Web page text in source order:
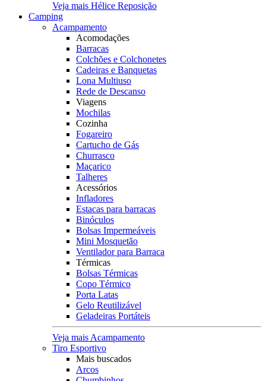
Veja mais Hélice Reposição
Camping
Acampamento
Acomodações
Barracas
Colchões e Colchonetes
Cadeiras e Banquetas
Lona Multiuso
Rede de Descanso
Viagens
Mochilas
Cozinha
Fogareiro
Cartucho de Gás
Churrasco
Maçarico
Talheres
Acessórios
Infladores
Estacas para barracas
Binóculos
Bolsas Impermeáveis
Mini Mosquetão
Ventilador para Barraca
Térmicas
Bolsas Térmicas
Copo Térmico
Porta Latas
Gelo Reutilizável
Geladeiras Portáteis
Veja mais Acampamento
Tiro Esportivo
Mais buscados
Arcos